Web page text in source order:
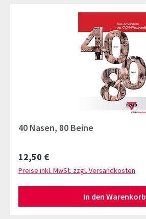
40 Nasen, 80 Beine
Regulärer Preis:
12,50 €
Preise inkl. MwSt. zzgl. Versandkosten
In den Warenkorb